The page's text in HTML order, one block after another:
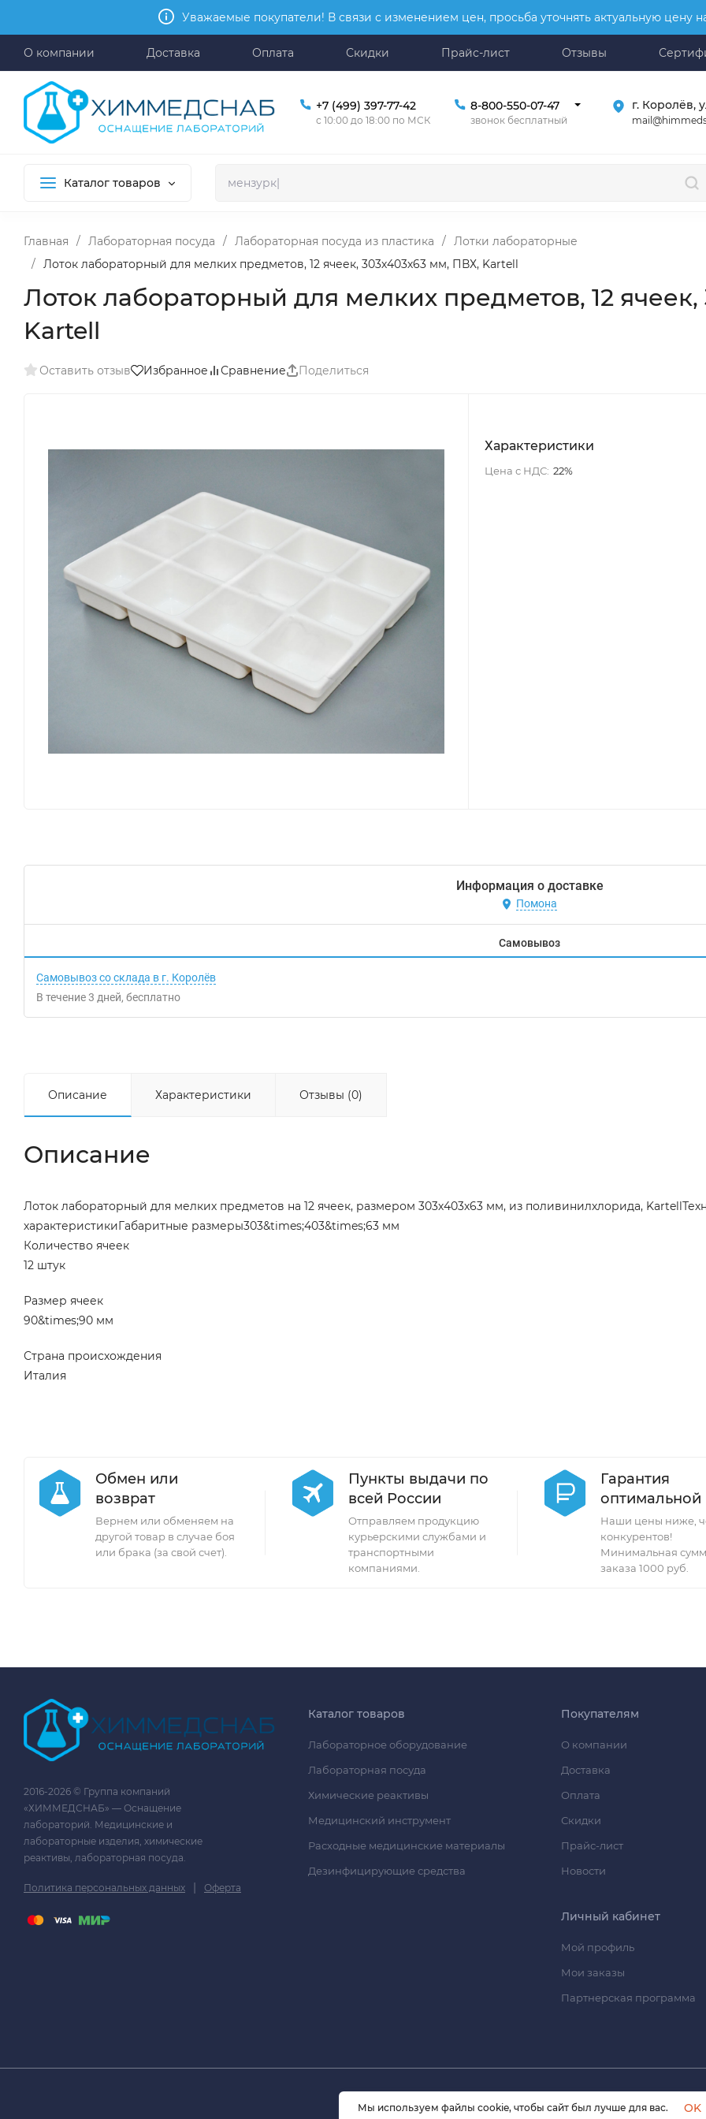
Уважаемые покупатели! В связи с изменением цен, просьба уточнять актуальную цену
О компании Доставка Оплата Скидки Прайс-лист Отзывы
+7 (499) 397-77-42
с 10:00 до 18:00 по МСК
8-800-550-07-47
звонок бесплатный
г. Королёв,
Каталог товаров
Главная / Лабораторная посуда / Лабораторная посуда из пластика / Лотки лабораторные
/ Лоток лабораторный для мелких предметов, 12 ячеек, 303х403х63 мм, ПВХ, Kartell
Лоток лабораторный для мелких предметов, 12
Kartell
Оставить отзыв Избранное Сравнение Поделиться
Характеристики
Цена с НДС: 22%
Информация о доставке
Помона
Самовывоз
Самовывоз со склада в г. Королёв
В течение3 дней Бесплатно
Описание Характеристики Отзывы (0)
Описание
Лоток лабораторный для мелких предметов на 12 ячеек, размером 303х403х63 мм, из поливинилхлорида,
характеристикиГабаритные размеры303&times;403&times;63 мм
Количество ячеек
12 штук
Размер ячеек
90&times;90 мм
Страна происхождения
Италия
Обмен или
возврат
Вернем или обменяем на
другой товар в случае боя
или брака (за свой счет).
Пункты выдачи по
всей России
Отправляем продукцию
курьерскими службами и
транспортными
компаниями.
Гарантия
оптимальной
Наши цены ниже,
конкурентов!
Минимальная
заказа 1000 руб.
2016-2026 © Группа компаний
«ХИММЕДСНАБ» — Оснащение
лабораторий. Медицинские и
лабораторные изделия, химические
реактивы, лабораторная посуда.
Политика персональных данных | Оферта
Каталог товаров
Лабораторное оборудование
Лабораторная посуда
Химические реактивы
Медицинский инструмент
Расходные медицинские материалы
Дезинфицирующие средства
Покупателям
О компании
Доставка
Оплата
Скидки
Прайс-лист
Новости
Личный кабинет
Мой профиль
Мои заказы
Партнерская программа
Мы используем файлы cookie, чтобы сайт был лучше для вас.
OK